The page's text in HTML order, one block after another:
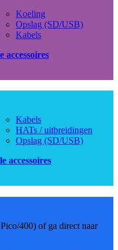
Koeling
Opslag (SD/USB)
Kabels
accessoires
Kabels
HATs / uitbreidingen
Opslag (SD/USB)
accessoires
400) of ga direct naar